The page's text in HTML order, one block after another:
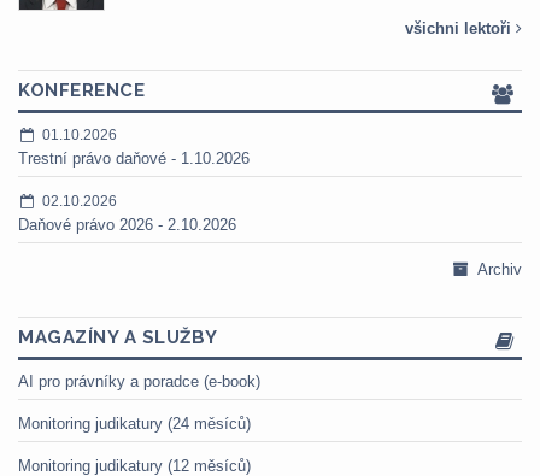
všichni lektoři
KONFERENCE
01.10.2026
Trestní právo daňové - 1.10.2026
02.10.2026
Daňové právo 2026 - 2.10.2026
Archiv
MAGAZÍNY A SLUŽBY
AI pro právníky a poradce (e-book)
Monitoring judikatury (24 měsíců)
Monitoring judikatury (12 měsíců)